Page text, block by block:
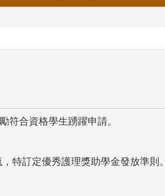
合資格學生踴躍申請。
特訂定優秀護理獎助學金發放準則。